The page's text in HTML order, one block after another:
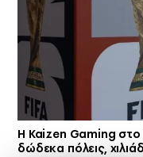
H Kaizen Gaming
δώδεκα πόλεις,